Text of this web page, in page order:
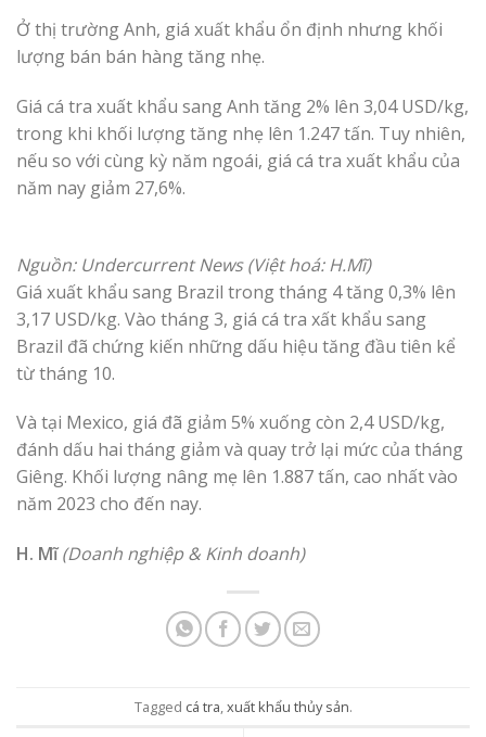
Ở thị trường Anh, giá xuất khẩu ổn định nhưng khối
lượng bán bán hàng tăng nhẹ.
Giá cá tra xuất khẩu sang Anh tăng 2% lên 3,04 USD/kg,
trong khi khối lượng tăng nhẹ lên 1.247 tấn. Tuy nhiên,
nếu so với cùng kỳ năm ngoái, giá cá tra xuất khẩu của
năm nay giảm 27,6%.
Nguồn: Undercurrent News (Việt hoá: H.Mĩ)
Giá xuất khẩu sang Brazil trong tháng 4 tăng 0,3% lên
3,17 USD/kg. Vào tháng 3, giá cá tra xất khẩu sang
Brazil đã chứng kiến những dấu hiệu tăng đầu tiên kể
từ tháng 10.
Và tại Mexico, giá đã giảm 5% xuống còn 2,4 USD/kg,
đánh dấu hai tháng giảm và quay trở lại mức của tháng
Giêng. Khối lượng nâng mẹ lên 1.887 tấn, cao nhất vào
năm 2023 cho đến nay.
H. Mĩ(Doanh nghiệp & Kinh doanh)
Tagged cá tra xuất khẩu thủy sản.